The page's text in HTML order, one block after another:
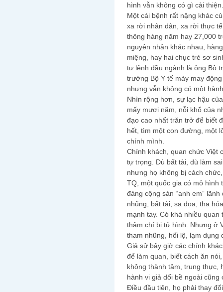
hình vẫn không có gì cải thiện.
Một cái bệnh rất nặng khác
xa rời nhân dân, xa rời thực
thông hàng năm hay 27,000
nguyên nhân khác nhau,
miệng, hay hai chục trẻ sơ
tư lệnh đầu ngành là ông Bộ
trưởng Bộ Y tế mảy may
nhưng vẫn không có một
Nhìn rộng hơn, sự lạc hậu
mấy mươi năm, nỗi khổ của
đạo cao nhất trăn trở để biết
hết, tìm một con đường, một
chính mình.
Chính khách, quan chức Việt
tự trọng. Dù bất tài, dù làm
nhưng họ không bị cách
TQ, một quốc gia có mô hình
đảng cộng sản “anh em”
nhũng, bất tài, sa đọa, tha
mạnh tay. Có khá nhiều
thậm chí bị tử hình. Nhưng ở
tham nhũng, hối lộ, lạm dụng
Giả sử bây giờ các chính
để làm quan, biết cách ăn
không thành tâm, trung thực,
hành vi giả dối bề ngoài
Điều đầu tiên, họ phải thay